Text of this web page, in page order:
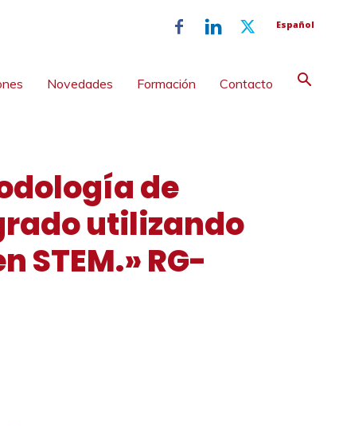
Español
Novedades Formación Contacto
de
utilizando
RG-